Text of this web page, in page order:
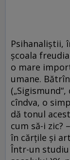
Psihanaliștii,
școala
o mare
umane.
cîndva, o
dă tonul
cum să-i zic?
în cărțile și
Într-un